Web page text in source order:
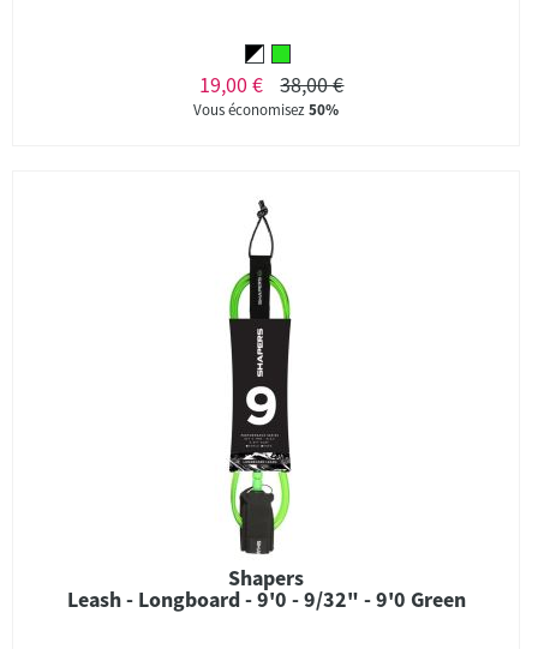
19,00 € 38,00 €
Vous économisez50%
Shapers
Leash - Longboard - 9'0 - 9/32" - 9'0 Green